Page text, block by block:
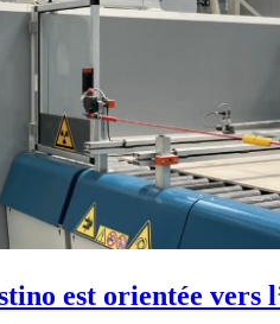
est orientée